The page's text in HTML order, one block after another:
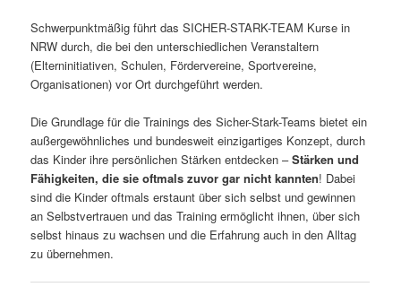
Schwerpunktmäßig führt das SICHER-STARK-TEAM Kurse in
NRW durch, die bei den unterschiedlichen Veranstaltern
(Elterninitiativen, Schulen, Fördervereine, Sportvereine,
Organisationen) vor Ort durchgeführt werden.
Die Grundlage für die Trainings des Sicher-Stark-Teams bietet ein
außergewöhnliches und bundesweit einzigartiges Konzept, durch
das Kinder ihre persönlichen Stärken entdecken –Stärken und
Fähigkeiten, die sie oftmals zuvor gar nicht kannten! Dabei
sind die Kinder oftmals erstaunt über sich selbst und gewinnen
an Selbstvertrauen und das Training ermöglicht ihnen, über sich
selbst hinaus zu wachsen und die Erfahrung auch in den Alltag
zu übernehmen.